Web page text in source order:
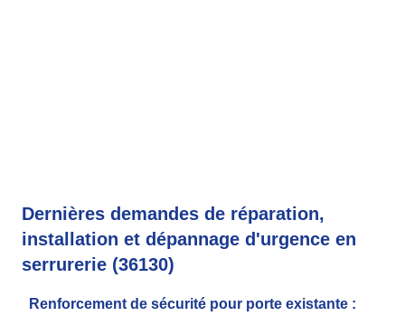
Dernières demandes de réparation,
installation et dépannage d'urgence en
serrurerie (36130)
Renforcement de sécurité pour porte existante :